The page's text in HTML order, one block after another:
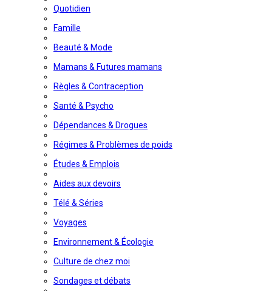
Quotidien
Famille
Beauté & Mode
Mamans & Futures mamans
Règles & Contraception
Santé & Psycho
Dépendances & Drogues
Régimes & Problèmes de poids
Études & Emplois
Aides aux devoirs
Télé & Séries
Voyages
Environnement & Écologie
Culture de chez moi
Sondages et débats